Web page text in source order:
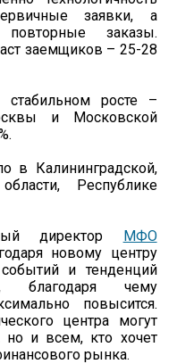
заявки, а
заказы.
заемщиков – 25-28
стабильном росте –
и Московской
в Калининградской,
Республике
директор МФО
новому центру
и тенденций
благодаря чему
повысится.
центра могут
но и всем, кто хочет
рынка.